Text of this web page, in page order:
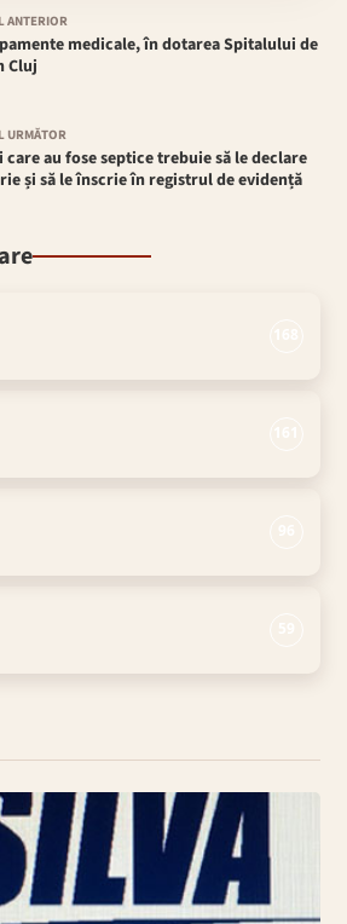
ANTERIOR
medicale, în dotarea Spitalului de
Cluj
URMĂTOR
care au fose septice trebuie să le declare
și să le înscrie în registrul de evidență